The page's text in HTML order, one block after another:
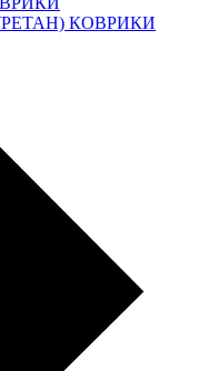
КОВРИКИ